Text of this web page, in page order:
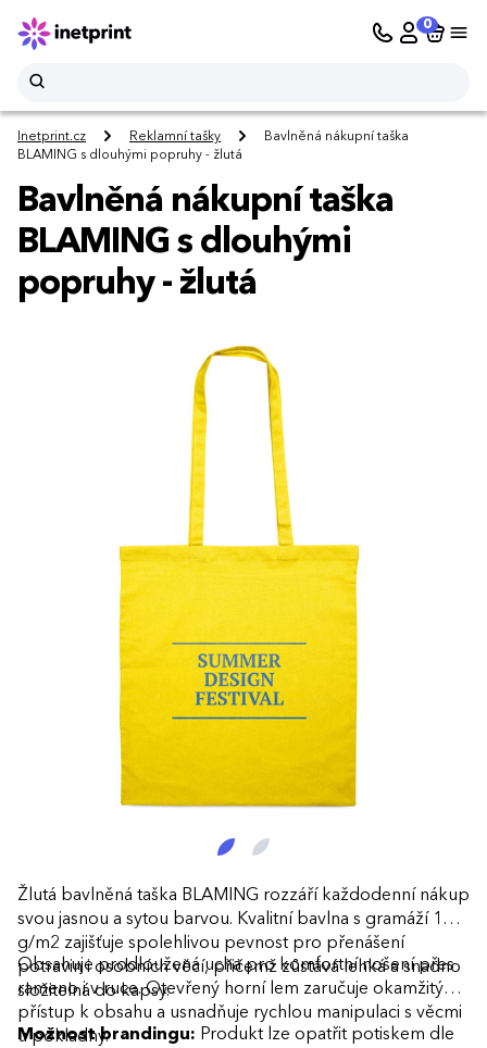
0
Inetprint.cz Reklamní tašky
Bavlněná nákupní taška
BLAMING s dlouhými popruhy - žlutá
Bavlněná nákupní taška
BLAMING s dlouhými
popruhy - žlutá
Žlutá bavlněná taška BLAMING rozzáří každodenní nákup
svou jasnou a sytou barvou. Kvalitní bavlna s gramáží 140
g/m2 zajišťuje spolehlivou pevnost pro přenášení
potravin i osobních věcí, přičemž zůstává lehká a snadno
složitelná do kapsy.
Obsahuje prodloužená ucha pro komfortní nošení přes
rameno i v ruce. Otevřený horní lem zaručuje okamžitý
přístup k obsahu a usnadňuje rychlou manipulaci s věcmi
u pokladny.
Možnost brandingu: Produkt lze opatřit potiskem dle